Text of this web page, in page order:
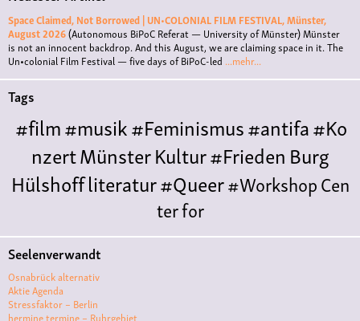
Space Claimed, Not Borrowed | UN•COLONIAL FILM FESTIVAL, Münster,
August 2026(Autonomous BiPoC Referat — University of Münster)Münster
is not an innocent backdrop. And this August, we are claiming space in it. The
Un•colonial Film Festival — five days of BiPoC-led ...mehr...
Tags
#film#musik#Feminismus#antifa#Ko
nzertMünsterKultur#FriedenBurg
Hülshoffliteratur#Queer#WorkshopCen
ter for
LiteraturePolyamoriePolytreff#liveKonzert
Polyamorietreff
Monogamie
ismuskunstantisemitismus
Seelenverwandt
Osnabrück alternativ
Aktie Agenda
Stressfaktor – Berlin
hermine termine – Ruhrgebiet